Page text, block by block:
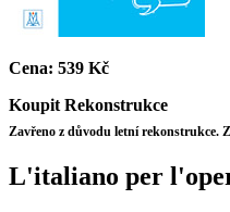
Cena: 539 Kč
Koupit Rekonstrukce
Zavřeno z důvodu letní rekonstrukce.
L'italiano per